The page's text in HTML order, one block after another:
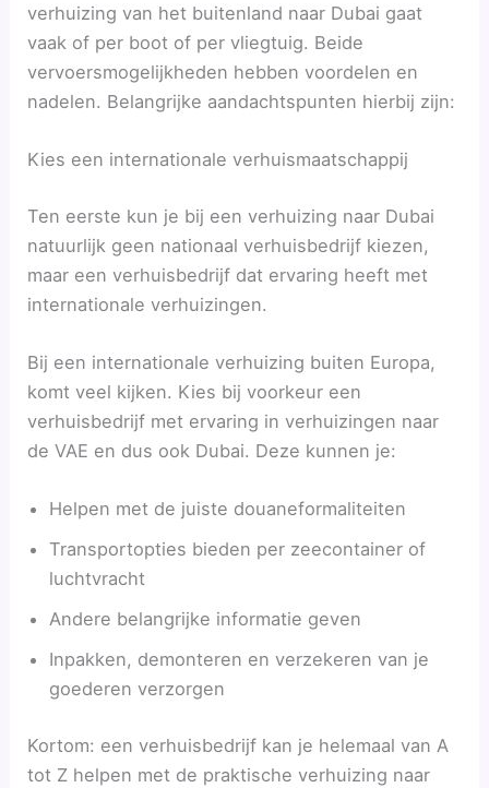
verhuizing van het buitenland naar Dubai gaat
vaak of per boot of per vliegtuig. Beide
vervoersmogelijkheden hebben voordelen en
nadelen. Belangrijke aandachtspunten hierbij zijn:
Kies een internationale verhuismaatschappij
Ten eerste kun je bij een verhuizing naar Dubai
natuurlijk geen nationaal verhuisbedrijf kiezen,
maar een verhuisbedrijf dat ervaring heeft met
internationale verhuizingen.
Bij een internationale verhuizing buiten Europa,
komt veel kijken. Kies bij voorkeur een
verhuisbedrijf met ervaring in verhuizingen naar
de VAE en dus ook Dubai. Deze kunnen je:
Helpen met de juiste douaneformaliteiten
Transportopties bieden per zeecontainer of
luchtvracht
Andere belangrijke informatie geven
Inpakken, demonteren en verzekeren van je
goederen verzorgen
Kortom: een verhuisbedrijf kan je helemaal van A
tot Z helpen met de praktische verhuizing naar